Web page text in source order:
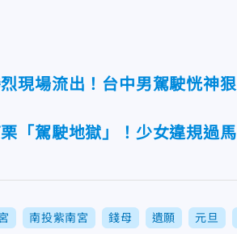
現場流出！台中男駕駛恍神
「駕駛地獄」！少女違規過
南投紫南宮 錢母 遺願 元旦